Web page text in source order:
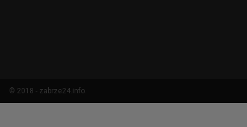
© 2018 - zabrze24.info.